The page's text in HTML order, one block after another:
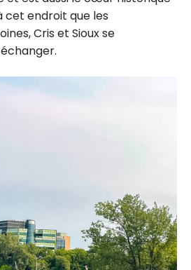
cet endroit que les
Cris et Sioux se